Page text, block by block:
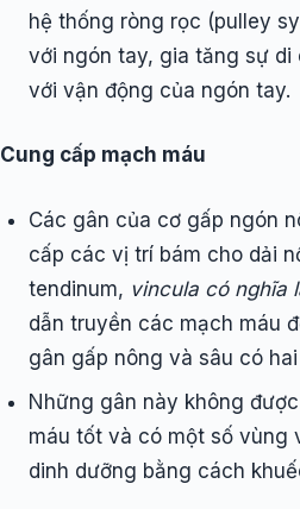
hệ thống ròng rọc (pulley
với ngón tay, gia tăng sự di
với vận động của ngón tay.
Cung cấp mạch máu
Các gân của cơ gấp ngón
cấp các vị trí bám cho dải
tendinum, vincula có nghĩa
dẫn truyền các mạch máu
gân gấp nông và sâu có
Những gân này không
máu tốt và có một số vùng
dinh dưỡng bằng cách